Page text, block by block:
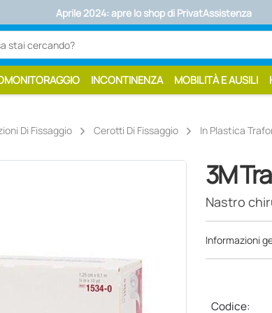
Aprile 2024: apre lo shop di PrivatAssistenza
INCONTINENZA MOBILITÀ E AUSILI
Di Fissaggio Cerotti Di Fissaggio In Plastica
3M
Nastro
Informazioni
Codice: